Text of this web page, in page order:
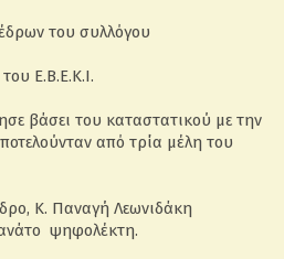
του συλλόγου
Ε.Β.Ε.Κ.Ι.
βάσει του καταστατικού με την
από τρία μέλη του
Κ. Παναγή Λεωνιδάκη
ψηφολέκτη.